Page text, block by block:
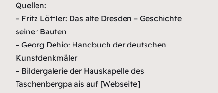
Quellen:
– Fritz Löffler: Das alte Dresden – Geschichte
seiner Bauten
– Georg Dehio: Handbuch der deutschen
Kunstdenkmäler
– Bildergalerie der Hauskapelle des
Taschenbergpalais auf [Webseite]